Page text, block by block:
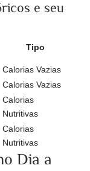
e seu
Tipo
Calorias Vazias
Calorias Vazias
Calorias
Nutritivas
Calorias
Nutritivas
Dia a